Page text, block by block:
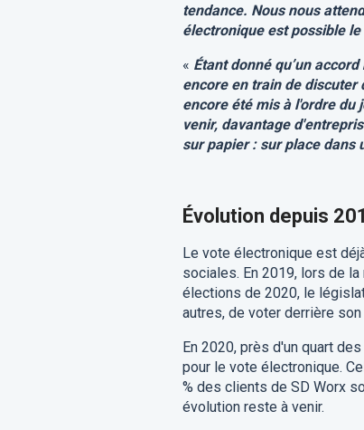
tendance. Nous nous
électronique est possible
« Étant donné qu’un
encore en train de discuter
encore été mis à l'ordre du
venir, davantage
sur papier : sur place dans
Évolution depuis
Le vote électronique est
sociales. En 2019, lors de
élections de 2020, le
autres, de voter derrière
En 2020, près d'un quart
pour le vote électronique.
% des clients de SD Worx
évolution reste à venir.